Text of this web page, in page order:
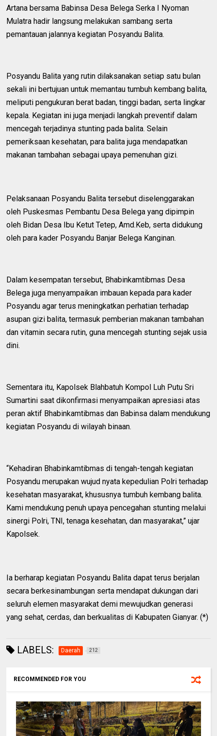
Artana bersama Babinsa Desa Belega Serka I Nyoman
Mulatra hadir langsung melakukan sambang serta
pemantauan jalannya kegiatan Posyandu Balita.
Posyandu Balita yang rutin dilaksanakan setiap satu bulan
sekali ini bertujuan untuk memantau tumbuh kembang balita,
meliputi pengukuran berat badan, tinggi badan, serta lingkar
kepala. Kegiatan ini juga menjadi langkah preventif dalam
mencegah terjadinya stunting pada balita. Selain
pemeriksaan kesehatan, para balita juga mendapatkan
makanan tambahan sebagai upaya pemenuhan gizi.
Pelaksanaan Posyandu Balita tersebut diselenggarakan
oleh Puskesmas Pembantu Desa Belega yang dipimpin
oleh Bidan Desa Ibu Ketut Tetep, Amd.Keb, serta didukung
oleh para kader Posyandu Banjar Belega Kanginan.
Dalam kesempatan tersebut, Bhabinkamtibmas Desa
Belega juga menyampaikan imbauan kepada para kader
Posyandu agar terus meningkatkan perhatian terhadap
asupan gizi balita, termasuk pemberian makanan tambahan
dan vitamin secara rutin, guna mencegah stunting sejak usia
dini.
Sementara itu, Kapolsek Blahbatuh Kompol Luh Putu Sri
Sumartini saat dikonfirmasi menyampaikan apresiasi atas
peran aktif Bhabinkamtibmas dan Babinsa dalam mendukung
kegiatan Posyandu di wilayah binaan.
“Kehadiran Bhabinkamtibmas di tengah-tengah kegiatan
Posyandu merupakan wujud nyata kepedulian Polri terhadap
kesehatan masyarakat, khususnya tumbuh kembang balita.
Kami mendukung penuh upaya pencegahan stunting melalui
sinergi Polri, TNI, tenaga kesehatan, dan masyarakat,” ujar
Kapolsek.
Ia berharap kegiatan Posyandu Balita dapat terus berjalan
secara berkesinambungan serta mendapat dukungan dari
seluruh elemen masyarakat demi mewujudkan generasi
yang sehat, cerdas, dan berkualitas di Kabupaten Gianyar. (*)
LABELS: Daerah 212
RECOMMENDED FOR YOU